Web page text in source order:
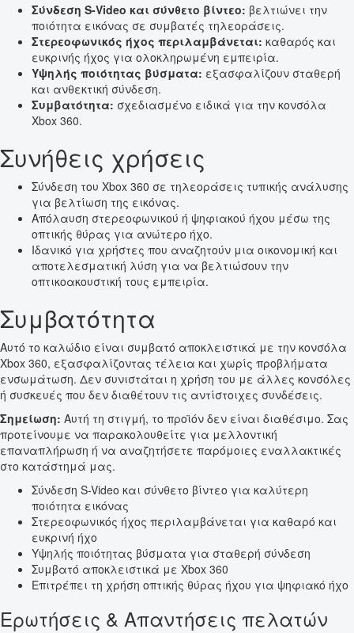
Σύνδεση S-Video και σύνθετο βίντεο: βελτιώνει την
ποιότητα εικόνας σε συμβατές τηλεοράσεις.
Στερεοφωνικός ήχος περιλαμβάνεται: καθαρός και
ευκρινής ήχος για ολοκληρωμένη εμπειρία.
Υψηλής ποιότητας βύσματα: εξασφαλίζουν σταθερή
και ανθεκτική σύνδεση.
Συμβατότητα: σχεδιασμένο ειδικά για την κονσόλα
Xbox 360.
Συνήθεις χρήσεις
Σύνδεση του Xbox 360 σε τηλεοράσεις τυπικής ανάλυσης
για βελτίωση της εικόνας.
Απόλαυση στερεοφωνικού ή ψηφιακού ήχου μέσω της
οπτικής θύρας για ανώτερο ήχο.
Ιδανικό για χρήστες που αναζητούν μια οικονομική και
αποτελεσματική λύση για να βελτιώσουν την
οπτικοακουστική τους εμπειρία.
Συμβατότητα
Αυτό το καλώδιο είναι συμβατό αποκλειστικά με την κονσόλα
Xbox 360, εξασφαλίζοντας τέλεια και χωρίς προβλήματα
ενσωμάτωση. Δεν συνιστάται η χρήση του με άλλες κονσόλες
ή συσκευές που δεν διαθέτουν τις αντίστοιχες συνδέσεις.
Σημείωση: Αυτή τη στιγμή, το προϊόν δεν είναι διαθέσιμο. Σας
προτείνουμε να παρακολουθείτε για μελλοντική
επαναπλήρωση ή να αναζητήσετε παρόμοιες εναλλακτικές
στο κατάστημά μας.
Σύνδεση S-Video και σύνθετο βίντεο για καλύτερη
ποιότητα εικόνας
Στερεοφωνικός ήχος περιλαμβάνεται για καθαρό και
ευκρινή ήχο
Υψηλής ποιότητας βύσματα για σταθερή σύνδεση
Συμβατό αποκλειστικά με Xbox 360
Επιτρέπει τη χρήση οπτικής θύρας ήχου για ψηφιακό ήχο
Ερωτήσεις & Απαντήσεις πελατών